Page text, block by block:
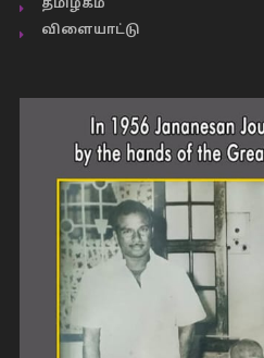
தமிழகம்
விளையாட்டு